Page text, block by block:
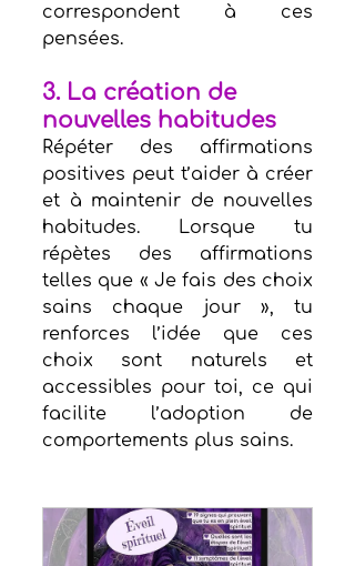
correspondent à ces
pensées.
3. La création de
nouvelles habitudes
Répéter des affirmations
positives peut t’aider à créer
et à maintenir de nouvelles
habitudes. Lorsque tu
répètes des affirmations
telles que « Je fais des choix
sains chaque jour », tu
renforces l’idée que ces
choix sont naturels et
accessibles pour toi, ce qui
facilite l’adoption de
comportements plus sains.